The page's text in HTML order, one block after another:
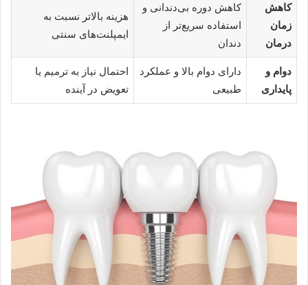
کاهش
زمان
درمان
کاهش دوره بی‌دندانی و
استفاده سریع‌تر از
دندان
هزینه بالاتر نسبت به
ایمپلنت‌های سنتی
دوام و
پایداری
دارای دوام بالا و عملکرد
طبیعی
احتمال نیاز به ترمیم یا
تعویض در آینده